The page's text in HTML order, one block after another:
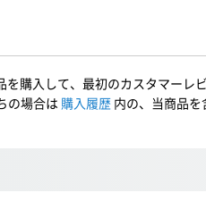
購入して、最初のカスタマーレ
の場合は 購入履歴 内の、当商品を